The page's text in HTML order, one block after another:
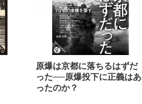
原爆は京都に落ちるはずだ
った──原爆投下に正義はあ
ったのか？